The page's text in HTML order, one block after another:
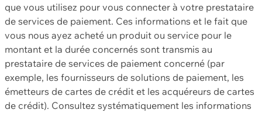
que vous utilisez pour vous connecter à votre prestataire
de services de paiement. Ces informations et le fait que
vous nous ayez acheté un produit ou service pour le
montant et la durée concernés sont transmis au
prestataire de services de paiement concerné (par
exemple, les fournisseurs de solutions de paiement, les
émetteurs de cartes de crédit et les acquéreurs de cartes
de crédit). Consultez systématiquement les informations